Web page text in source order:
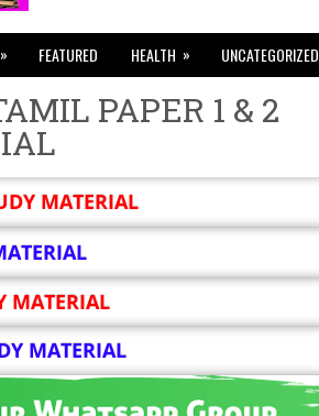
» FEATURED HEALTH » UNCATEGORIZED
PAPER 1 & 2
MATERIAL
MATERIAL
MATERIAL